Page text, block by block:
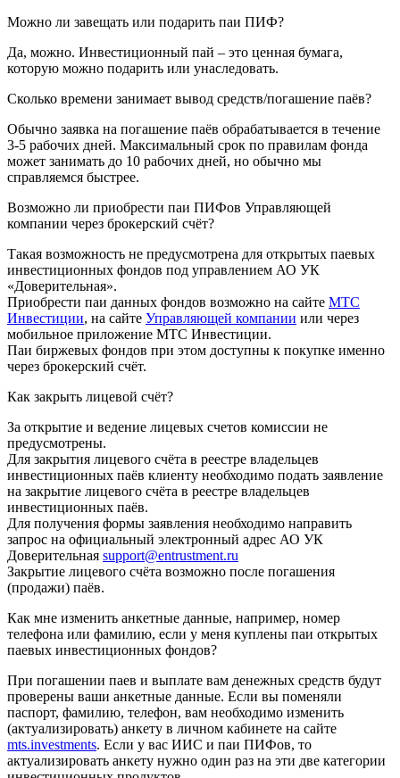
Можно ли завещать или подарить паи ПИФ?
Да, можно. Инвестиционный пай – это ценная бумага,
которую можно подарить или унаследовать.
Сколько времени занимает вывод средств/погашение паёв?
Обычно заявка на погашение паёв обрабатывается в течение
3-5 рабочих дней. Максимальный срок по правилам фонда
может занимать до 10 рабочих дней, но обычно мы
справляемся быстрее.
Возможно ли приобрести паи ПИФов Управляющей
компании через брокерский счёт?
Такая возможность не предусмотрена для открытых паевых
инвестиционных фондов под управлением АО УК
«Доверительная».
Приобрести паи данных фондов возможно на сайте МТС
Инвестиции, на сайте Управляющей компании или через
мобильное приложение МТС Инвестиции.
Паи биржевых фондов при этом доступны к покупке именно
через брокерский счёт.
Как закрыть лицевой счёт?
За открытие и ведение лицевых счетов комиссии не
предусмотрены.
Для закрытия лицевого счёта в реестре владельцев
инвестиционных паёв клиенту необходимо подать заявление
на закрытие лицевого счёта в реестре владельцев
инвестиционных паёв.
Для получения формы заявления необходимо направить
запрос на официальный электронный адрес АО УК
Доверительная support@entrustment.ru
Закрытие лицевого счёта возможно после погашения
(продажи) паёв.
Как мне изменить анкетные данные, например, номер
телефона или фамилию, если у меня куплены паи открытых
паевых инвестиционных фондов?
При погашении паев и выплате вам денежных средств будут
проверены ваши анкетные данные. Если вы поменяли
паспорт, фамилию, телефон, вам необходимо изменить
(актуализировать) анкету в личном кабинете на сайте
mts.investments. Если у вас ИИС и паи ПИФов, то
актуализировать анкету нужно один раз на эти две категории